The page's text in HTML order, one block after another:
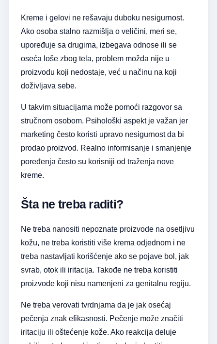
Kreme i gelovi ne rešavaju duboku nesigurnost.
Ako osoba stalno razmišlja o veličini, meri se,
upoređuje sa drugima, izbegava odnose ili se
oseća loše zbog tela, problem možda nije u
proizvodu koji nedostaje, već u načinu na koji
doživljava sebe.
U takvim situacijama može pomoći razgovor sa
stručnom osobom. Psihološki aspekt je važan jer
marketing često koristi upravo nesigurnost da bi
prodao proizvod. Realno informisanje i smanjenje
poređenja često su korisniji od traženja nove
kreme.
Šta ne treba raditi?
Ne treba nanositi nepoznate proizvode na osetljivu
kožu, ne treba koristiti više krema odjednom i ne
treba nastavljati korišćenje ako se pojave bol, jak
svrab, otok ili iritacija. Takođe ne treba koristiti
proizvode koji nisu namenjeni za genitalnu regiju.
Ne treba verovati tvrdnjama da je jak osećaj
pečenja znak efikasnosti. Pečenje može značiti
iritaciju ili oštećenje kože. Ako reakcija deluje